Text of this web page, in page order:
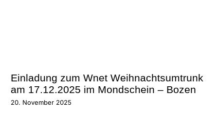
Einladung zum Wnet Weihnachtsumtrunk
am 17.12.2025 im Mondschein – Bozen
20. November 2025